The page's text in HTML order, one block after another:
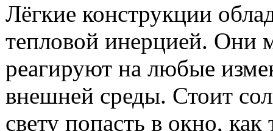
Лёгкие конструкции
тепловой инерцией. Они
реагируют на любые
внешней среды. Стоит
свету попасть в окно, как